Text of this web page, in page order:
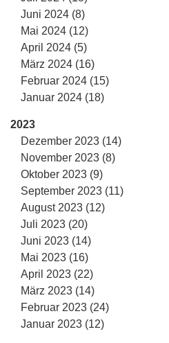
Juni 2024 (8)
Mai 2024 (12)
April 2024 (5)
März 2024 (16)
Februar 2024 (15)
Januar 2024 (18)
2023
Dezember 2023 (14)
November 2023 (8)
Oktober 2023 (9)
September 2023 (11)
August 2023 (12)
Juli 2023 (20)
Juni 2023 (14)
Mai 2023 (16)
April 2023 (22)
März 2023 (14)
Februar 2023 (24)
Januar 2023 (12)